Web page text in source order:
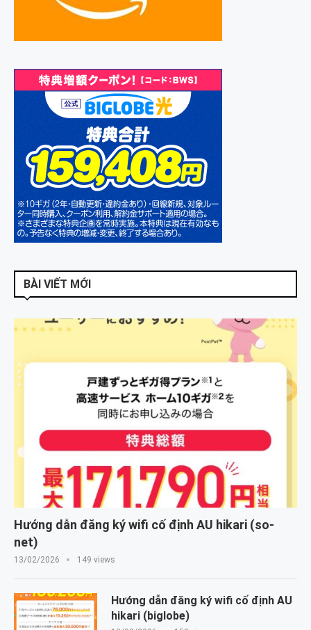
BÀI VIẾT MỚI
Hướng dẫn đăng ký wifi cố định AU hikari (so-
net)
13/02/2026 149 views
Hướng dẫn đăng ký wifi cố định AU
hikari (biglobe)